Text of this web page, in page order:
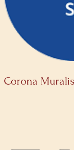
Corona